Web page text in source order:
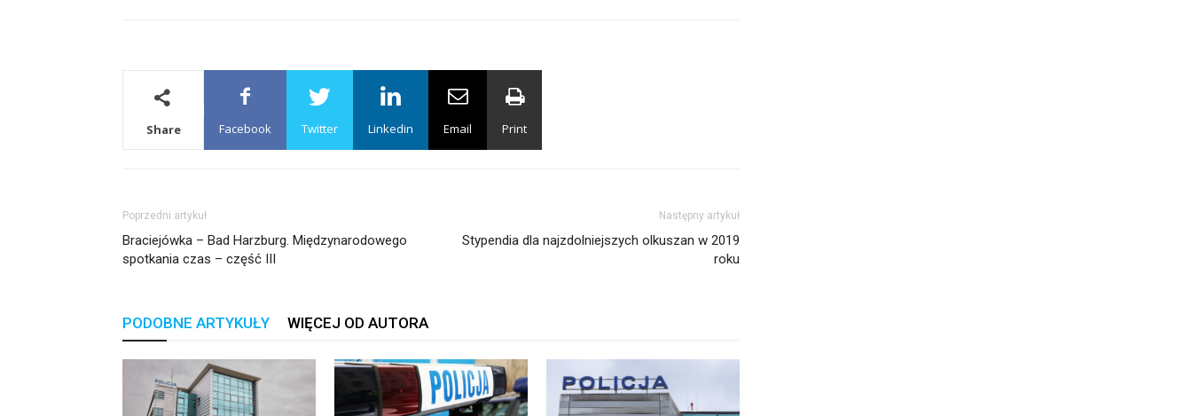
Share Facebook Twitter Linkedin Email Print
Poprzedni artykuł
Braciejówka – Bad Harzburg. Międzynarodowego
spotkania czas – część III
Następny artykuł
Stypendia dla najzdolniejszych olkuszan w 2019
roku
PODOBNE ARTYKUŁY WIĘCEJ OD AUTORA